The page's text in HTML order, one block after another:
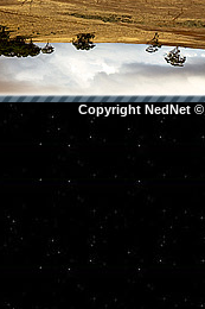
Copyright NedNet